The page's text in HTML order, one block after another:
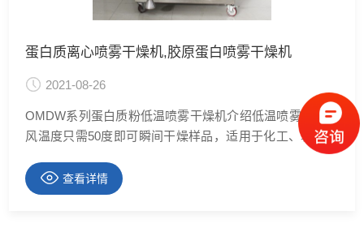
蛋白质离心喷雾干燥机,胶原蛋白喷雾干燥机
2021-08-26
OMDW系列蛋白质粉低温喷雾干燥机介绍低温喷雾干燥进
风温度只需50度即可瞬间干燥样品，适用于化工、轻工、
食品、医药、建材、环保等行业。将以上的溶液、乳浊
液、糊状液的有机物，无机物经喷雾干燥设备经，过几秒
钟后转变成粉状细中颗粒的制品，其热敏性制品可保持
查看详情